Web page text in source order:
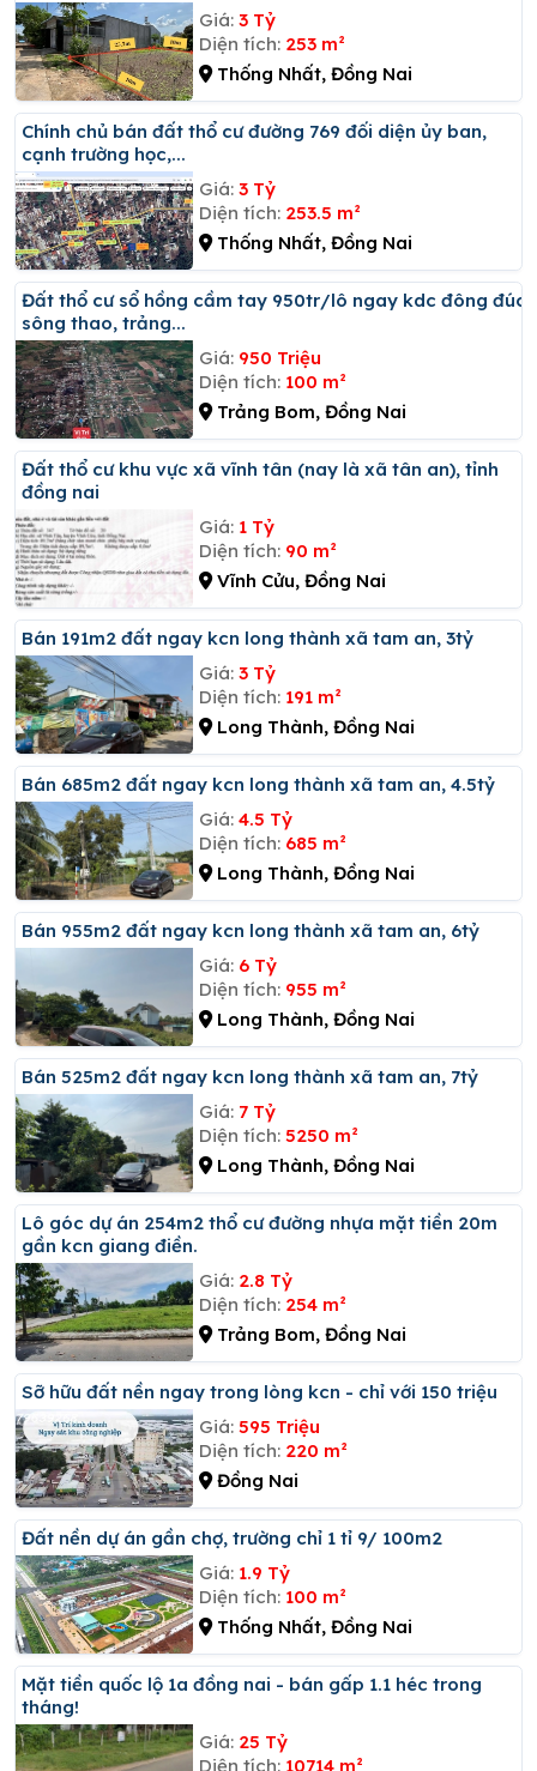
Giá: 3 Tỷ
Diện tích: 253 m²
Thống Nhất, Đồng Nai
Chính chủ bán đất thổ cư đường 769 đối diện ủy ban,
cạnh trường học,...
Giá: 3 Tỷ
Diện tích: 253.5 m²
Thống Nhất, Đồng Nai
đất thổ cư sổ hồng cầm tay 950tr/lô ngay kdc đông đúc
sông thao, trảng...
Giá: 950 Triệu
Diện tích: 100 m²
Trảng Bom, Đồng Nai
đất thổ cư khu vực xã vĩnh tân (nay là xã tân an), tỉnh
đồng nai
Giá: 1 Tỷ
Diện tích: 90 m²
Vĩnh Cửu, Đồng Nai
Bán 191m2 đất ngay kcn long thành xã tam an, 3tỷ
Giá: 3 Tỷ
Diện tích: 191 m²
Long Thành, Đồng Nai
Bán 685m2 đất ngay kcn long thành xã tam an, 4.5tỷ
Giá: 4.5 Tỷ
Diện tích: 685 m²
Long Thành, Đồng Nai
Bán 955m2 đất ngay kcn long thành xã tam an, 6tỷ
Giá: 6 Tỷ
Diện tích: 955 m²
Long Thành, Đồng Nai
Bán 525m2 đất ngay kcn long thành xã tam an, 7tỷ
Giá: 7 Tỷ
Diện tích: 5250 m²
Long Thành, Đồng Nai
Lô góc dự án 254m2 thổ cư đường nhựa mặt tiền 20m
gần kcn giang điền.
Giá: 2.8 Tỷ
Diện tích: 254 m²
Trảng Bom, Đồng Nai
Sỡ hữu đất nền ngay trong lòng kcn - chỉ với 150 triệu
Giá: 595 Triệu
Diện tích: 220 m²
Đồng Nai
đất nền dự án gần chợ, trường chỉ 1 tỉ 9/ 100m2
Giá: 1.9 Tỷ
Diện tích: 100 m²
Thống Nhất, Đồng Nai
Mặt tiền quốc lộ 1a đồng nai - bán gấp 1.1 héc trong
tháng!
Giá: 25 Tỷ
Diện tích: 10714 m²